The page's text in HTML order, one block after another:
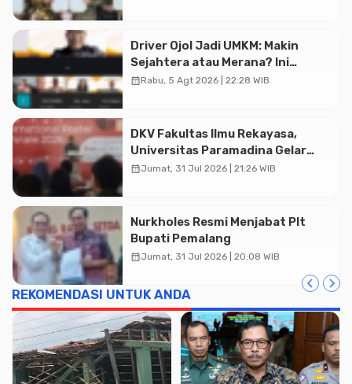
Advertisment
Driver Ojol Jadi UMKM: Makin
Sejahtera atau Merana? Ini
Temuan Diskusi Paramadina
calendar_monthRabu, 5 Agt 2026 | 22:28 WIB
DKV Fakultas Ilmu Rekayasa,
Universitas Paramadina Gelar
Diskusi Desain
calendar_monthJumat, 31 Jul 2026 | 21:26 WIB
Nurkholes Resmi Menjabat Plt
Bupati Pemalang
calendar_monthJumat, 31 Jul 2026 | 20:08 WIB
REKOMENDASI UNTUK ANDA